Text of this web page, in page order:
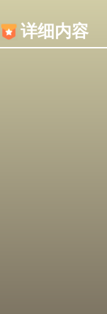
详细内容